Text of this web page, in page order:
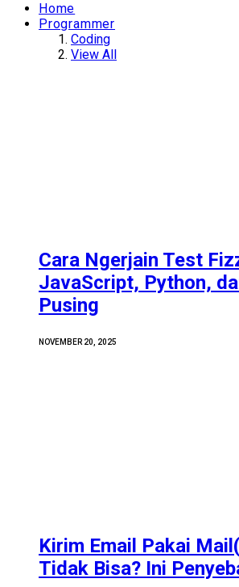
Home
Programmer
Coding
View All
Cara Ngerjain Test
JavaScript, Python,
Pusing
NOVEMBER 20, 2025
Kirim Email Pakai
Tidak Bisa? Ini